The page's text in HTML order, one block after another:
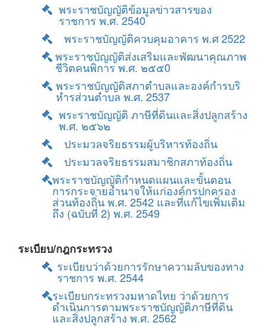
พระราชบัญญัติข้อมูลข่าวสารของ
ราชการ พ.ศ. 2540
พระราชบัญญัติควบคุมอาคาร พ.ศ 2522
พระราชบัญญัติส่งเสริมและพัฒนาคุณภาพ
ชีวิตคนพิการ พ.ศ. ๒๕๕0
พระราชบัญญัติสภาตำบลและองค์กำรบริ
หำรส่วนตำบล พ.ศ. 2537
พระราชบัญญัติ ภาษีที่ดินและสิ่งปลูกสร้าง
พ.ศ. ๒๕๖๒
ประมวลจริยธรรมผู้บริหารท้องถิ่น
ประมวลจริยธรรมสมาชิกสภาท้องถิ่น
พระราชบัญญัติกำหนดแผนและขั้นตอน
การกระจายอำนาจให้แก่องค์กรปกครอง
ส่วนท้องถิ่น พ.ศ. 2542 และที่แก้ไขเพิ่มเติม
ถึง (ฉบับที่ 2) พ.ศ. 2549
ระเบียบ/กฎกระทรวง
ระเบียบว่าด้วยการรักษาความลับของทาง
ราชการ พ.ศ. 2544
ระเบียบกระทรวงมหาดไทย ว่าด้วยการ
ดำเนินการตามพระราชบัญญัติภาษีที่ดิน
และสิ่งปลูกสร้าง พ.ศ. 2562